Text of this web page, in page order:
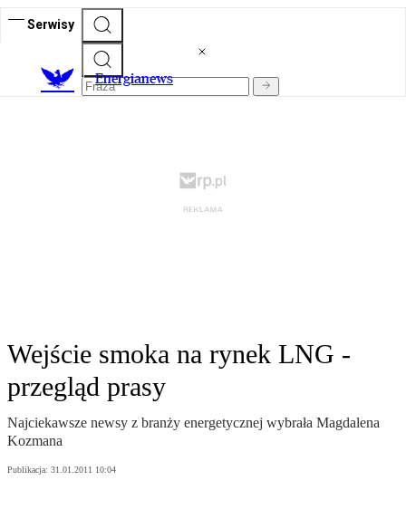
Serwisy
Energianews
Wejście smoka na rynek LNG -
przegląd prasy
Najciekawsze newsy z branży energetycznej wybrała Magdalena
Kozmana
Publikacja: 31.01.2011 10:04